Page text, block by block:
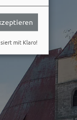
mit Klaro!